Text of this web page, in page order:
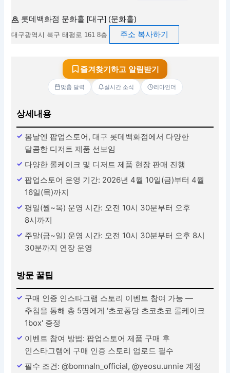
롯데백화점 문화홀 [대구] (문화홀)
대구광역시 북구 태평로 161 8층 주소 복사하기
즐겨찾기하고 알림받기
맞춤 달력 실시간 소식 리마인더
상세내용
봄날엔 팝업스토어, 대구 롯데백화점에서 다양한
달콤한 디저트 제품 선보임
다양한 롤케이크 및 디저트 제품 현장 판매 진행
팝업스토어 운영 기간: 2026년 4월 10일(금)부터 4월
16일(목)까지
평일(월~목) 운영 시간: 오전 10시 30분부터 오후
8시까지
주말(금~일) 운영 시간: 오전 10시 30분부터 오후 8시
30분까지 연장 운영
방문 꿀팁
구매 인증 인스타그램 스토리 이벤트 참여 가능 —
추첨을 통해 총 5명에게 '초코퐁당 초코초코 롤케이크
1box' 증정
이벤트 참여 방법: 팝업스토어 제품 구매 후
인스타그램에 구매 인증 스토리 업로드 필수
필수 조건: @bomnaln_official, @yeosu.unnie 계정